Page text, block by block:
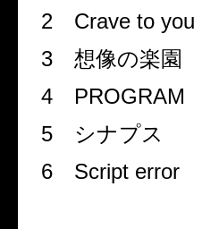
2
Crave to you
3 想像の楽園
4
PROGRAM
5 シナプス
6
Script error